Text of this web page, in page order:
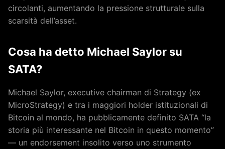
circolanti, aumentando la pressione strutturale sulla
scarsità dell’asset.
Cosa ha detto Michael Saylor su
SATA?
Michael Saylor, executive chairman di Strategy (ex
MicroStrategy) e tra i maggiori holder istituzionali di
Bitcoin al mondo, ha pubblicamente definito SATA “la
storia più interessante nel Bitcoin in questo momento”
— un endorsement insolito verso uno strumento